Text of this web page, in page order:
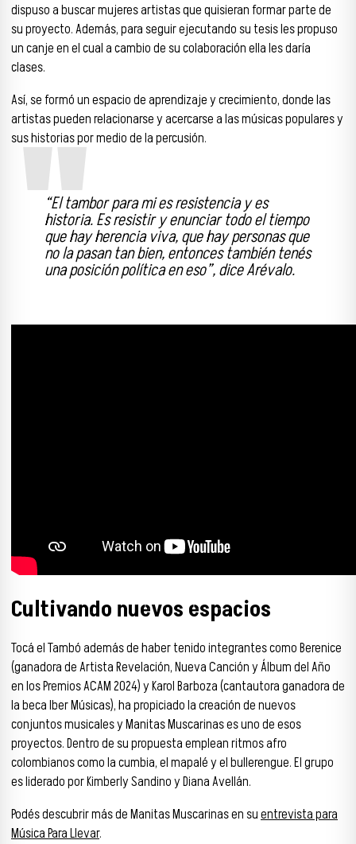
dispuso a buscar mujeres artistas que quisieran formar parte de
su proyecto. Además, para seguir ejecutando su tesis les propuso
un canje en el cual a cambio de su colaboración ella les daría
clases.
Así, se formó un espacio de aprendizaje y crecimiento, donde las
artistas pueden relacionarse y acercarse a las músicas populares y
sus historias por medio de la percusión.
“El tambor para mi es resistencia y es
historia. Es resistir y enunciar todo el tiempo
que hay herencia viva, que hay personas que
no la pasan tan bien, entonces también tenés
una posición política en eso”, dice Arévalo.
Cultivando nuevos espacios
Tocá el Tambó además de haber tenido integrantes como Berenice
(ganadora de Artista Revelación, Nueva Canción y Álbum del Año
en los Premios ACAM 2024) y Karol Barboza (cantautora ganadora de
la beca Iber Músicas), ha propiciado la creación de nuevos
conjuntos musicales y Manitas Muscarinas es uno de esos
proyectos. Dentro de su propuesta emplean ritmos afro
colombianos como la cumbia, el mapalé y el bullerengue. El grupo
es liderado por Kimberly Sandino y Diana Avellán.
Podés descubrir más de Manitas Muscarinas en suentrevista para
Música Para Llevar.